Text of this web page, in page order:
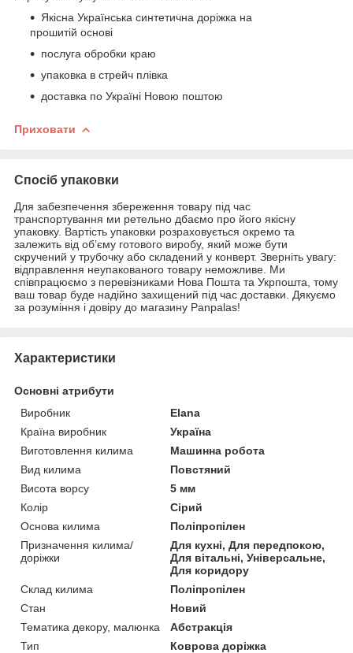
Якісна Українська синтетична доріжка на
прошитій основі
послуга обробки краю
упаковка в стрейч плівка
доставка по Україні Новою поштою
Приховати
Спосіб упаковки
Для забезпечення збереження товару під час
транспортування ми ретельно дбаємо про його якісну
упаковку. Вартість упаковки розраховується окремо та
залежить від об’єму готового виробу, який може бути
скручений у трубочку або складений у конверт. Зверніть увагу:
відправлення неупакованого товару неможливе. Ми
співпрацюємо з перевізниками Нова Пошта та Укрпошта, тому
ваш товар буде надійно захищений під час доставки. Дякуємо
за розуміння і довіру до магазину Panpalas!
Характеристики
Основні атрибути
Виробник
Elana
Країна виробник
Україна
Виготовлення килима
Машинна робота
Вид килима
Повстяний
Висота ворсу
5 мм
Колір
Сірий
Основа килима
Поліпропілен
Призначення килима/
доріжки
Для кухні, Для передпокою,
Для вітальні, Універсальне,
Для коридору
Склад килима
Поліпропілен
Стан
Новий
Тематика декору, малюнка
Абстракція
Тип
Коврова доріжка